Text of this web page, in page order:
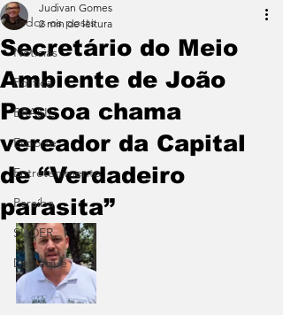
Todos os posts
Notícias
Política
BRASIL
Esporte
Entretenimento
Paraíba
SLIDER
Destaque
Secretário do Meio
Ambiente de João
Pessoa chama
vereador da Capital
de “Verdadeiro
parasita”
Judivan Gomes
2 min de leitura